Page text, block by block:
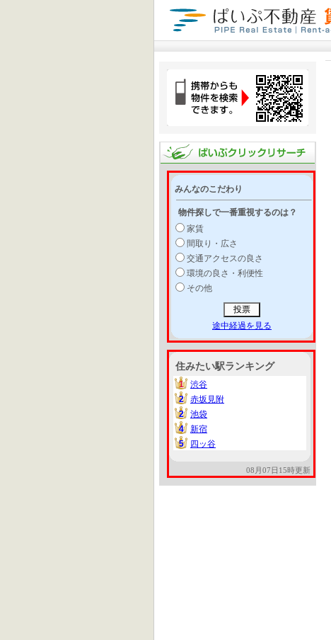
みんなのこだわり
物件探しで一番重視するのは？
家賃
間取り・広さ
交通アクセスの良さ
環境の良さ・利便性
その他
途中経過を見る
住みたい駅ランキング
1
1
渋谷
2
2
赤坂見附
2
2
池袋
4
4
新宿
5
5 四ッ谷
08月07日15時更新